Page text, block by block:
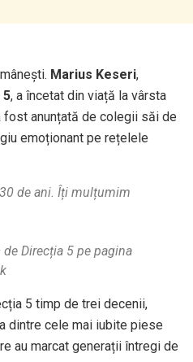
Marius Keseri,
5, a încetat din viață la vârsta
anunțată de colegii săi de
emoționant pe rețelele
de ani. Îți mulțumim
Direcția 5 pe pagina
5 timp de trei decenii,
dintre cele mai iubite piese
au marcat generații întregi de